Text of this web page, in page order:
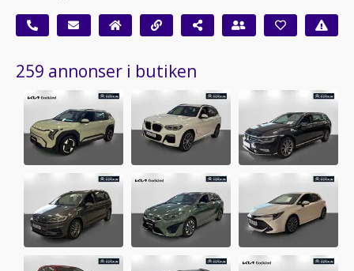
259 annonser i butiken